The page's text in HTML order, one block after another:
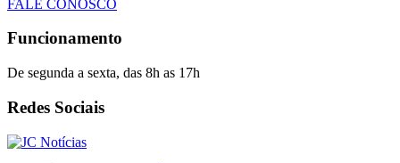
FALE CONOSCO
Funcionamento
De segunda a sexta, das 8h as 17h
Redes Sociais